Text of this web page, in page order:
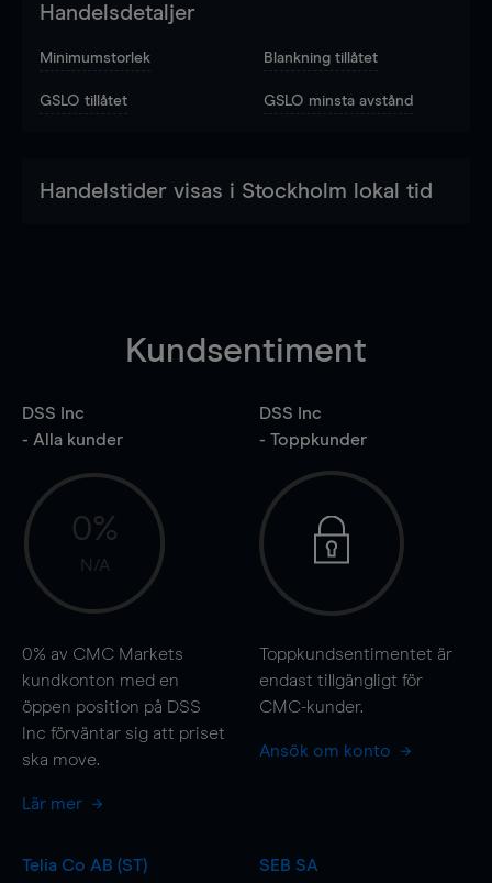
Handelsdetaljer
Minimumstorlek Blankning tillåtet
GSLO tillåtet GSLO minsta avstånd
Handelstider visas i Stockholm lokal tid
Kundsentiment
DSS Inc
- Alla kunder
0%
N/A
0% av CMC Markets
kundkonton med en
öppen position på DSS
Inc förväntar sig att priset
ska move.
Lär mer
DSS Inc
- Toppkunder
Toppkundsentimentet är
endast tillgängligt för
CMC-kunder.
Ansök om konto
Telia Co AB (ST)
SEB SA